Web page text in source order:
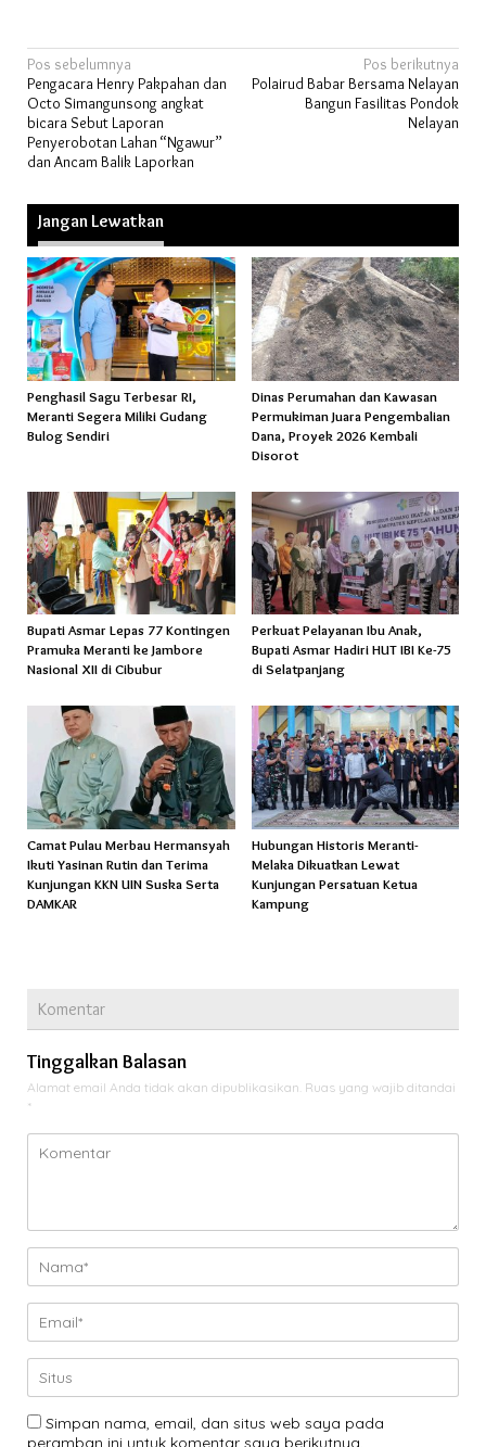
Navigasi
pos
Pos sebelumnya
Pengacara Henry Pakpahan dan
Octo Simangunsong angkat
bicara Sebut Laporan
Penyerobotan Lahan “Ngawur”
dan Ancam Balik Laporkan
Pos berikutnya
Polairud Babar Bersama Nelayan
Bangun Fasilitas Pondok
Nelayan
Jangan Lewatkan
Penghasil Sagu Terbesar RI,
Meranti Segera Miliki Gudang
Bulog Sendiri
Dinas Perumahan dan Kawasan
Permukiman Juara Pengembalian
Dana, Proyek 2026 Kembali
Disorot
Bupati Asmar Lepas 77 Kontingen
Pramuka Meranti ke Jambore
Nasional XII di Cibubur
Perkuat Pelayanan Ibu Anak,
Bupati Asmar Hadiri HUT IBI Ke-75
di Selatpanjang
Camat Pulau Merbau Hermansyah
Ikuti Yasinan Rutin dan Terima
Kunjungan KKN UIN Suska Serta
DAMKAR
Hubungan Historis Meranti-
Melaka Dikuatkan Lewat
Kunjungan Persatuan Ketua
Kampung
Komentar
Tinggalkan Balasan
Alamat email Anda tidak akan dipublikasikan. Ruas yang wajib ditandai
*
Simpan nama, email, dan situs web saya pada
peramban ini untuk komentar saya berikutnya.